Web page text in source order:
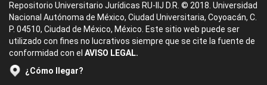
Repositorio Universitario Jurídicas RU-IIJ D.R. © 2018. Universidad
Nacional Autónoma de México, Ciudad Universitaria, Coyoacán, C.
P. 04510, Ciudad de México, México. Este sitio web puede ser
utilizado con fines no lucrativos siempre que se cite la fuente de
conformidad con el AVISO LEGAL.
¿Cómo llegar?